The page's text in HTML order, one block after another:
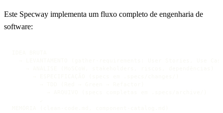
Este Specway implementa um fluxo completo de engenharia de
software: